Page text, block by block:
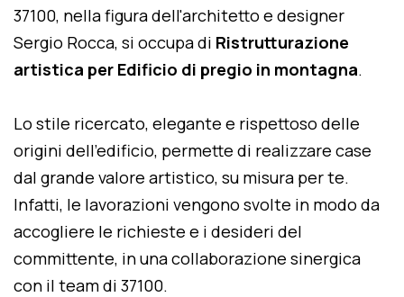
37100, nella figura dell'architetto e designer
Sergio Rocca, si occupa di Ristrutturazione
artistica per Edificio di pregio in montagna.
Lo stile ricercato, elegante e rispettoso delle
origini dell'edificio, permette di realizzare case
dal grande valore artistico, su misura per te.
Infatti, le lavorazioni vengono svolte in modo da
accogliere le richieste e i desideri del
committente, in una collaborazione sinergica
con il team di 37100.